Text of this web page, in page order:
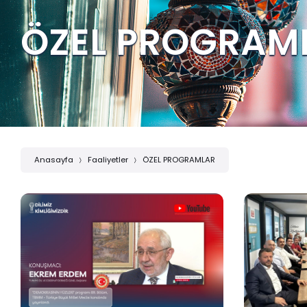
ÖZEL
Anasayfa Faaliyetler ÖZEL PROGRAMLAR